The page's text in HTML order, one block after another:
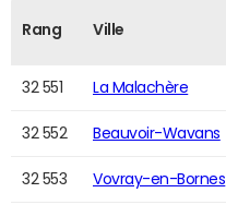
Rang Ville
32 551 La Malachère
32 552 Beauvoir-Wavans
32 553 Vovray-en-Bornes